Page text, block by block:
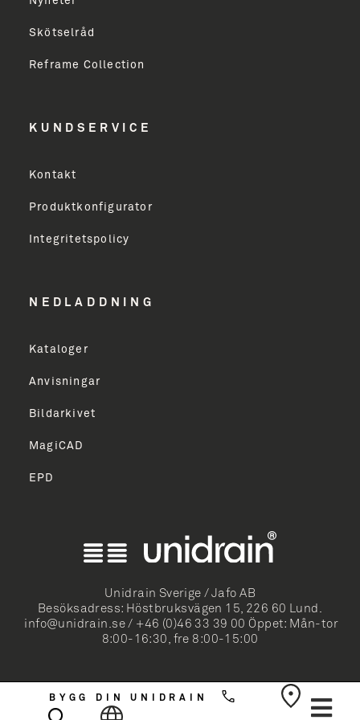
BYGG DIN UNIDRAIN
Svenska
Virksomhed
Email Address
Skötselråd
Reframe Collection
KUNDSERVICE
Kontakt
Produktkonfigurator
Integritetspolicy
NEDLADDNING
Kataloger
Anvisningar
Bildarkivet
MagiCAD
EPD
Unidrain Sverige / Jafo AB
Besöksadress: Höstbruksvägen 15, 226 60 Lund.
info@unidrain.se / +46 (0)46 33 39 00 Öppet: Mån-tor
8:00-16:30, fre 8:00-15:00